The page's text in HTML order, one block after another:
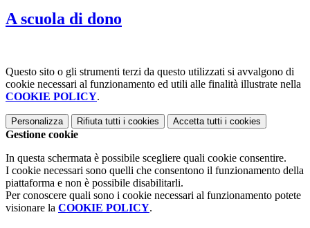
A scuola di dono
Questo sito o gli strumenti terzi da questo utilizzati si avvalgono di
cookie necessari al funzionamento ed utili alle finalità illustrate nella
COOKIE POLICY.
Personalizza Rifiuta tutti i cookies Accetta tutti i cookies
Gestione cookie
In questa schermata è possibile scegliere quali cookie consentire.
I cookie necessari sono quelli che consentono il funzionamento della
piattaforma e non è possibile disabilitarli.
Per conoscere quali sono i cookie necessari al funzionamento potete
visionare la COOKIE POLICY.